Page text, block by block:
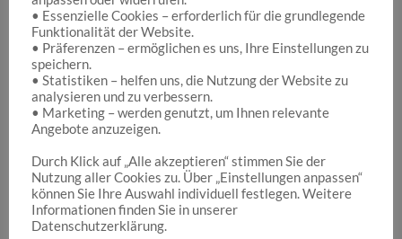
Hocuspocus – Ihr Onlineshop für die schönen
Dinge des Lebens
Hocuspocus ist die richtige Anlaufstelle für Dich,
wenn Du auf der Suche nach schönen
Geschenken , tollenSpielwarenoder
ansprechenderDekorationbist. Wir von
Hocuspocus wissen schöne Dinge stets zu
schätzen und legen daher großen Wert darauf,
• Essenzielle Cookies – erforderlich für die grundlegende
Funktionalität der Website.
• Präferenzen – ermöglichen es uns, Ihre Einstellungen zu
speichern.
• Statistiken – helfen uns, die Nutzung der Website zu
analysieren und zu verbessern.
• Marketing – werden genutzt, um Ihnen relevante
Angebote anzuzeigen.
Durch Klick auf „Alle akzeptieren“ stimmen Sie der
Nutzung aller Cookies zu. Über „Einstellungen anpassen“
können Sie Ihre Auswahl individuell festlegen. Weitere
Informationen finden Sie in unserer
Datenschutzerklärung.